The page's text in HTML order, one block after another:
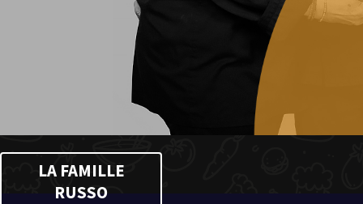
LA FAMILLE
RUSSO